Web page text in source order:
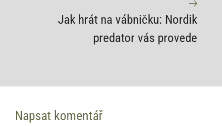
Jak hrát na vábničku: Nordik
predator vás provede
Napsat komentář